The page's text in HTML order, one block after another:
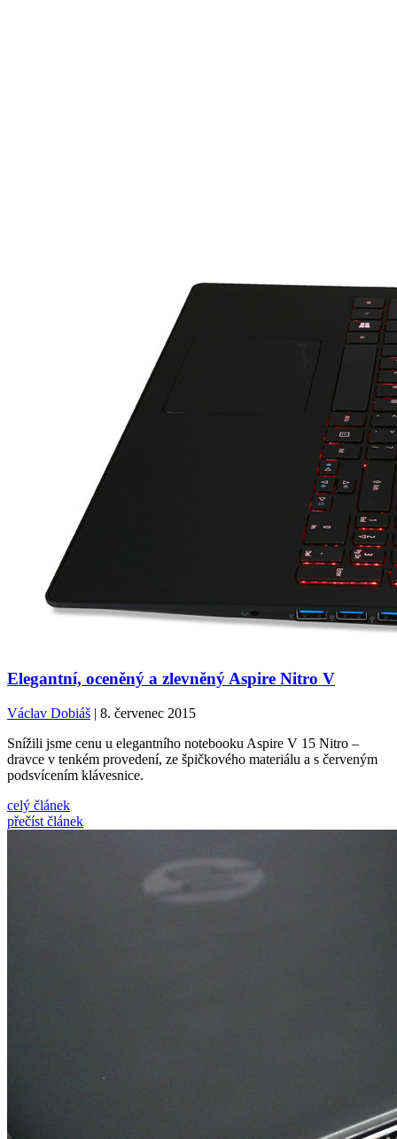
Elegantní, oceněný a zlevněný Aspire Nitro V
Václav Dobiáš | 8. červenec 2015
Snížili jsme cenu u elegantního notebooku Aspire V 15 Nitro –
dravce v tenkém provedení, ze špičkového materiálu a s červeným
podsvícením klávesnice.
celý článek
přečíst článek